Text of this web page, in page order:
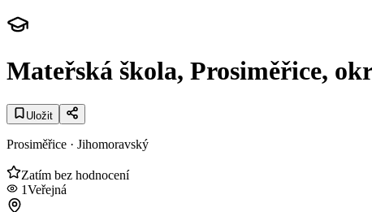
Mateřská škola, Prosiměřice,
Uložit
Prosiměřice · Jihomoravský
Zatím bez hodnocení
1Veřejná